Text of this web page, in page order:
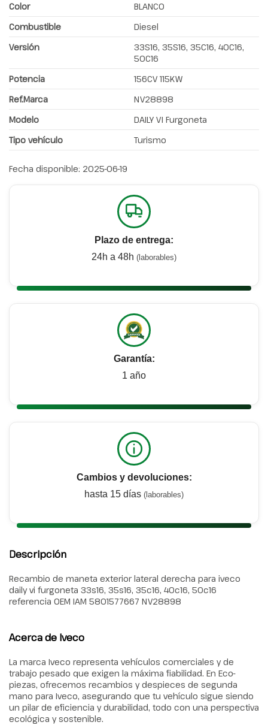
Color
BLANCO
Combustible
Diesel
Versión
33S16, 35S16, 35C16, 40C16,
50C16
Potencia
156CV 115KW
Ref.Marca
NV28898
Modelo
DAILY VI Furgoneta
Tipo vehículo
Turismo
Fecha disponible: 2025-06-19
Plazo de entrega:
24h a 48h (laborables)
Garantía:
1 año
Cambios y devoluciones:
hasta 15 días (laborables)
Descripción
Recambio de maneta exterior lateral derecha para iveco
daily vi furgoneta 33s16, 35s16, 35c16, 40c16, 50c16
referencia OEM IAM 5801577667 NV28898
Acerca de Iveco
La marca Iveco representa vehículos comerciales y de
trabajo pesado que exigen la máxima fiabilidad. En Eco-
piezas, ofrecemos recambios y despieces de segunda
mano para Iveco, asegurando que tu vehículo sigue siendo
un pilar de eficiencia y durabilidad, todo con una perspectiva
ecológica y sostenible.